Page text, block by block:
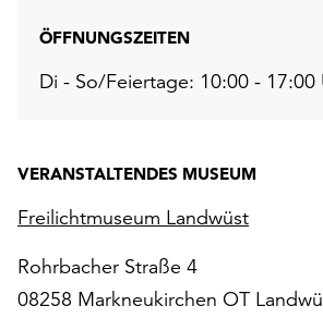
ÖFFNUNGSZEITEN
Di - So/Feiertage: 10:00 - 17:00
VERANSTALTENDES MUSEUM
Freilichtmuseum Landwüst
Rohrbacher Straße 4
08258 Markneukirchen OT